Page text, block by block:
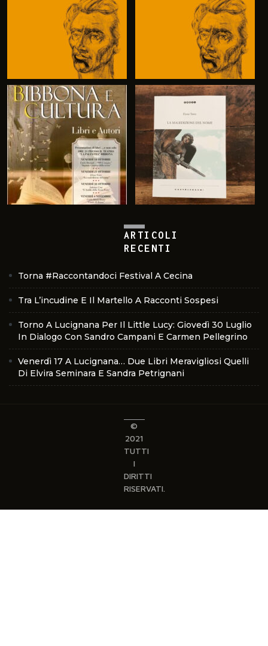
ARTICOLI
RECENTI
Torna #Raccontandoci Festival A Cecina
Tra L’incudine E Il Martello A Racconti Sospesi
Torno A Lucignana Per Il Little Lucy: Giovedì 30 Luglio
In Dialogo Con Sandro Campani E Carmen Pellegrino
Venerdì 17 A Lucignana… Due Libri Meravigliosi Quelli
Di Elvira Seminara E Sandra Petrignani
©
2021
TUTTI
I
DIRITTI
RISERVATI.